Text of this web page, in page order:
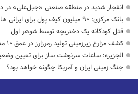
انفجار شدید در منطقه صنعتی «جبل‌علی» در
بانک مرکزی: ۹۰ میلیون کیف پول برای ایرانی ها ساخته شد
قتل کودکانه یک دختربچه توسط شوهر اول
کشف مزارع زیرزمینی تولید رمرزارز در عمق ۱۰ متری زمین
الجزیره: ساعات سرنوشت ساز برای تعیین
جنگ زمینی ایران و آمریکا چگونه خواهد بود؟